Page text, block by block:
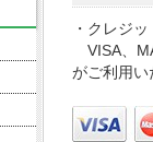
・クレジ
VISA、
がご利用い